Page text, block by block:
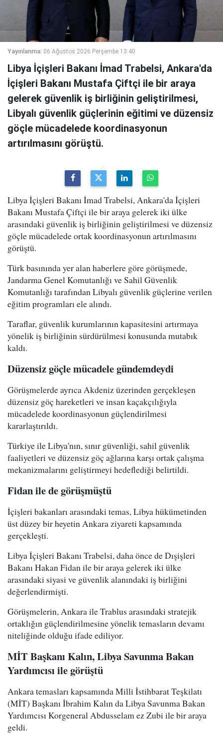
Yayınlanma: 06 Ağustos 2026 Perşembe 13:40
Libya İçişleri Bakanı İmad Trabelsi, Ankara'da
İçişleri Bakanı Mustafa Çiftçi ile bir araya
gelerek güvenlik iş birliğinin geliştirilmesi,
Libyalı güvenlik güçlerinin eğitimi ve düzensiz
göçle mücadelede koordinasyonun
artırılmasını görüştü.
Libya İçişleri Bakanı İmad Trabelsi, Ankara'da İçişleri
Bakanı Mustafa Çiftçi ile bir araya gelerek iki ülke
arasındaki güvenlik iş birliğinin geliştirilmesi ve düzensiz
göçle mücadelede ortak koordinasyonun artırılmasını
görüştü.
Türk basınında yer alan haberlere göre görüşmede,
Jandarma Genel Komutanlığı ve Sahil Güvenlik
Komutanlığı tarafından Libyalı güvenlik güçlerine verilen
eğitim programları ele alındı.
Taraflar, güvenlik kurumlarının kapasitesini artırmaya
yönelik iş birliğinin sürdürülmesi konusunda mutabık
kaldı.
Düzensiz göçle mücadele gündemdeydi
Görüşmelerde ayrıca Akdeniz üzerinden gerçekleşen
düzensiz göç hareketleri ve insan kaçakçılığıyla
mücadelede koordinasyonun güçlendirilmesi
kararlaştırıldı.
Türkiye ile Libya'nın, sınır güvenliği, sahil güvenlik
faaliyetleri ve düzensiz göç ağlarına karşı ortak çalışma
mekanizmalarını geliştirmeyi hedeflediği belirtildi.
Fidan ile de görüşmüştü
İçişleri bakanları arasındaki temas, Libya hükümetinden
üst düzey bir heyetin Ankara ziyareti kapsamında
gerçekleşti.
Libya İçişleri Bakanı Trabelsi, daha önce de Dışişleri
Bakanı Hakan Fidan ile bir araya gelerek iki ülke
arasındaki siyasi ve güvenlik alanındaki iş birliğini
değerlendirmişti.
Görüşmelerin, Ankara ile Trablus arasındaki stratejik
ortaklığın güçlendirilmesine yönelik temasların devamı
niteliğinde olduğu ifade ediliyor.
MİT Başkanı Kalın, Libya Savunma Bakan
Yardımcısı ile görüştü
Ankara temasları kapsamında Milli İstihbarat Teşkilatı
(MİT) Başkanı İbrahim Kalın da Libya Savunma Bakan
Yardımcısı Korgeneral Abdusselam ez Zubi ile bir araya
geldi.